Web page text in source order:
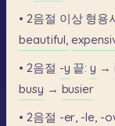
• 2음절 이상 형용
beautiful,
• 2음절 -y 끝: y →
busy → busier
• 2음절 -er, -le, -